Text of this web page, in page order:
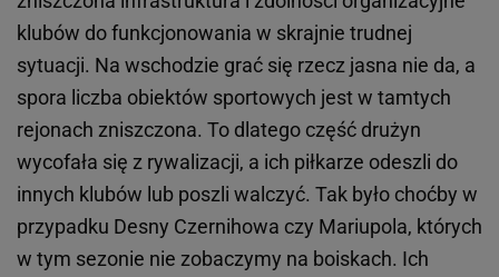
klubów do funkcjonowania w skrajnie trudnej
sytuacji. Na wschodzie grać się rzecz jasna nie da, a
spora liczba obiektów sportowych jest w tamtych
rejonach zniszczona. To dlatego część drużyn
wycofała się z rywalizacji, a ich piłkarze odeszli do
innych klubów lub poszli walczyć. Tak było choćby w
przypadku Desny Czernihowa czy Mariupola, których
w tym sezonie nie zobaczymy na boiskach. Ich